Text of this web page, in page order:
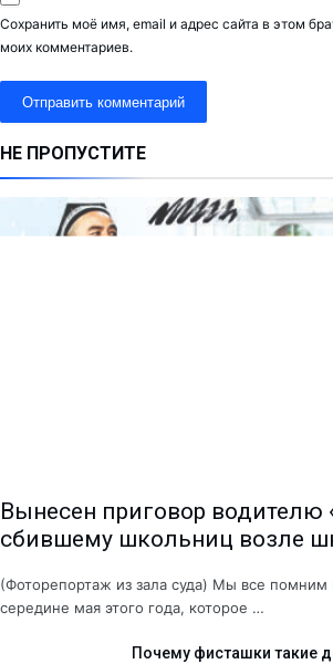
Сохранить моё имя, email и адрес сайта в этом
моих комментариев.
НЕ ПРОПУСТИТЕ
Вынесен приговор водителю
сбившему школьниц возле
(Фоторепортаж из зала суда) Мы все помним
середине мая этого года, которое …
Почему фисташки такие